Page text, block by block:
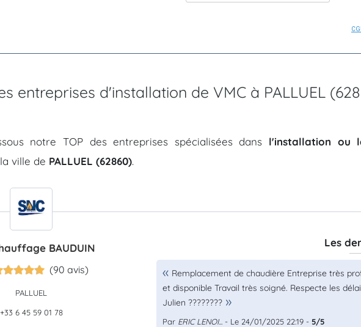
entreprises d'installation de VMC à PALLUEL
notre TOP des entreprises spécialisées dans l'installation ou
ville de PALLUEL (62860).
BAUDUIN
(90 avis)
PALLUEL
+33 6 45 59 01 78
Les
Remplacement de chaudière Entreprise très
et disponible Travail très soigné. Respecte les
Julien ????????
Par ERIC LENOI... - Le 24/01/2025 22:19 - 5/5